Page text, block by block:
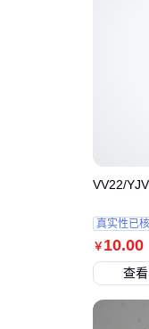
￥ 10.00
VV22/
真实性已
查